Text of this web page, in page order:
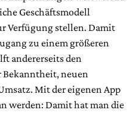
Geschäftsmodell
Verfügung stellen. Damit
zu einem größeren
andererseits den
neuen
Mit der eigenen App
werden: Damit hat man die